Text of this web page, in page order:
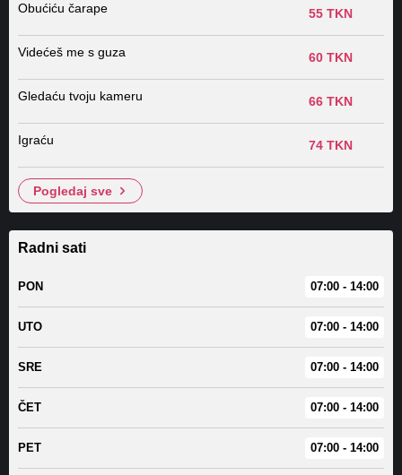
Obućiću čarape 55 TKN
Videćeš me s guza 60 TKN
Gledaću tvoju kameru 66 TKN
Igraću 74 TKN
pogledaj sve
Radni sati
PON 07:00 - 14:00
UTO 07:00 - 14:00
SRE 07:00 - 14:00
ČET 07:00 - 14:00
PET 07:00 - 14:00